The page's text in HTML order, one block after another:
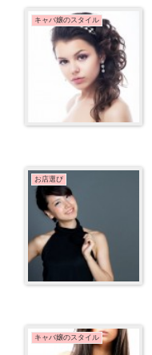
キャバ嬢のスタイル
お店選び
キャバ嬢のスタイル